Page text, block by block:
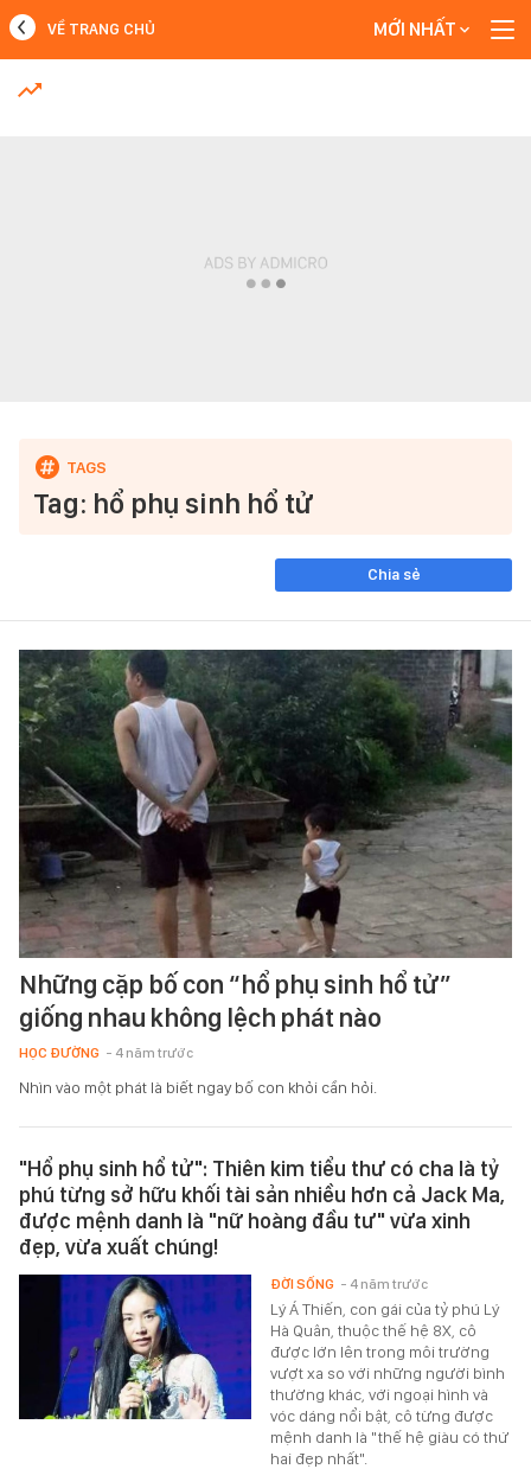
MỚI NHẤT
VỀ TRANG CHỦ MỚI NHẤT
Tag: hổ phụ sinh hổ tử
Chia sẻ
Những cặp bố con “hổ phụ sinh hổ tử”
giống nhau không lệch phát nào
HỌC ĐƯỜNG - 4 năm trước
Nhìn vào một phát là biết ngay bố con khỏi cần hỏi.
"Hổ phụ sinh hổ tử": Thiên kim tiểu thư có cha là tỷ
phú từng sở hữu khối tài sản nhiều hơn cả Jack Ma,
được mệnh danh là "nữ hoàng đầu tư" vừa xinh
đẹp, vừa xuất chúng!
Lý Á Thiến, con gái của tỷ phú Lý
Hà Quân, thuộc thế hệ 8X, cô
được lớn lên trong môi trường
vượt xa so với những người bình
thường khác, với ngoại hình và
vóc dáng nổi bật, cô từng được
mệnh danh là "thế hệ giàu có thứ
hai đẹp nhất".
ĐỜI SỐNG - 4 năm trước